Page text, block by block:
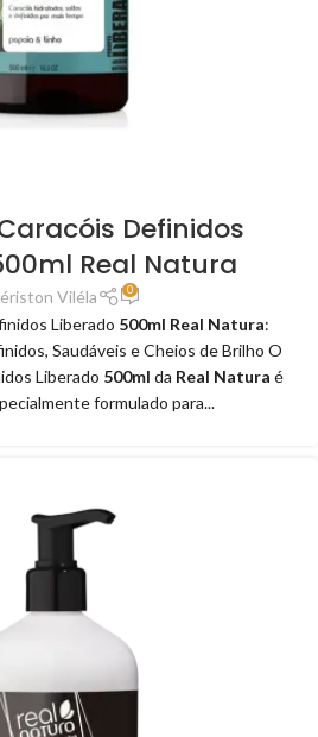
Definidos
Real Natura
Viléla 0
Liberado 500ml Real Natura:
Saudáveis e Cheios de Brilho O
Liberado 500ml da Real Natura é
formulado para...